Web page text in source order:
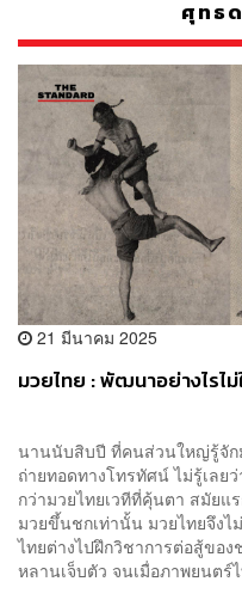
ศุทธ
21 มีนาคม 2025
มวยไทย : พัฒนาอย่างไรไ
นานนับสิบปี ที่คนส่วนใหญ่รู้จัก
ถ่ายทอดทางโทรทัศน์ ไม่รู้เลย
กว่ามวยไทยเวทีที่คุ้นตา สมัยแ
มวยขึ้นชกเท่านั้น มวยไทยจึงไ
ไทยต่างไปฝึกวิชาการต่อสู้ของ
หลานเจ็บตัว จนเมื่อภาพยนตร์ไ